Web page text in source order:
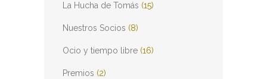
La Hucha de Tomás (15)
Nuestros Socios (8)
Ocio y tiempo libre (16)
Premios (2)